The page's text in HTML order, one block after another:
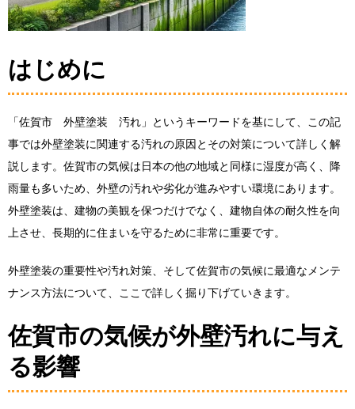
はじめに
「佐賀市 外壁塗装 汚れ」というキーワードを基にして、この記
事では外壁塗装に関連する汚れの原因とその対策について詳しく解
説します。佐賀市の気候は日本の他の地域と同様に湿度が高く、降
雨量も多いため、外壁の汚れや劣化が進みやすい環境にあります。
外壁塗装は、建物の美観を保つだけでなく、建物自体の耐久性を向
上させ、長期的に住まいを守るために非常に重要です。
外壁塗装の重要性や汚れ対策、そして佐賀市の気候に最適なメンテ
ナンス方法について、ここで詳しく掘り下げていきます。
佐賀市の気候が外壁汚れに与え
る影響